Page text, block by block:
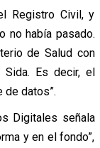
Registro Civil, y
no había pasado.
de Salud con
Es decir, el
de datos”.
Digitales señala
y en el fondo”,